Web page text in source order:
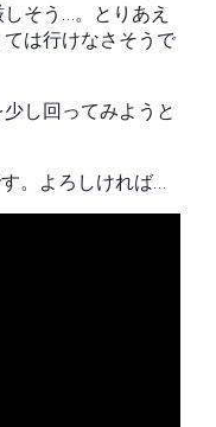
そう…。とりあえ
は行けなさそうで
し回ってみようと
。よろしければ…